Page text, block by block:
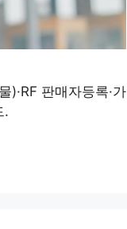
)·RF 판매자등록·가
.